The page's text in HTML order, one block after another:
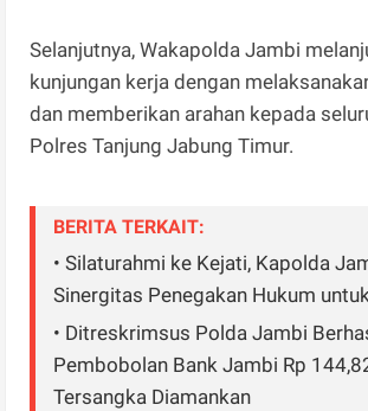
Selanjutnya, Wakapolda Jambi
kunjungan kerja dengan
dan memberikan arahan kepada
Polres Tanjung Jabung Timur.
BERITA TERKAIT:
• Silaturahmi ke Kejati, Kapolda
Sinergitas Penegakan Hukum
• Ditreskrimsus Polda Jambi
Pembobolan Bank Jambi Rp
Tersangka Diamankan